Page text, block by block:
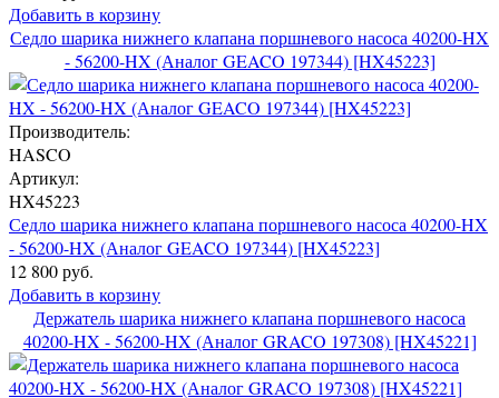
Добавить в корзину
Седло шарика нижнего клапана поршневого насоса 40200-HX
- 56200-HX (Аналог GEACO 197344) [HX45223]
Производитель:
HASCO
Артикул:
HX45223
Седло шарика нижнего клапана поршневого насоса 40200-HX
- 56200-HX (Аналог GEACO 197344) [HX45223]
12 800 руб.
Добавить в корзину
Держатель шарика нижнего клапана поршневого насоса
40200-HX - 56200-HX (Аналог GRACO 197308) [HX45221]